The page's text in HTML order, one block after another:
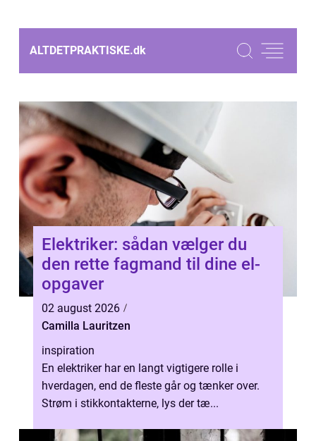
ALTDETPRAKTISKE.dk
Elektriker: sådan vælger du
den rette fagmand til dine el-
opgaver
02 august 2026
Camilla Lauritzen
inspiration
En elektriker har en langt vigtigere rolle i
hverdagen, end de fleste går og tænker over.
Strøm i stikkontakterne, lys der tæ...